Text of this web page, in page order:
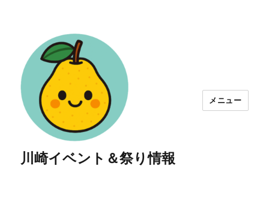
川崎イベント＆祭り情報
メニュー